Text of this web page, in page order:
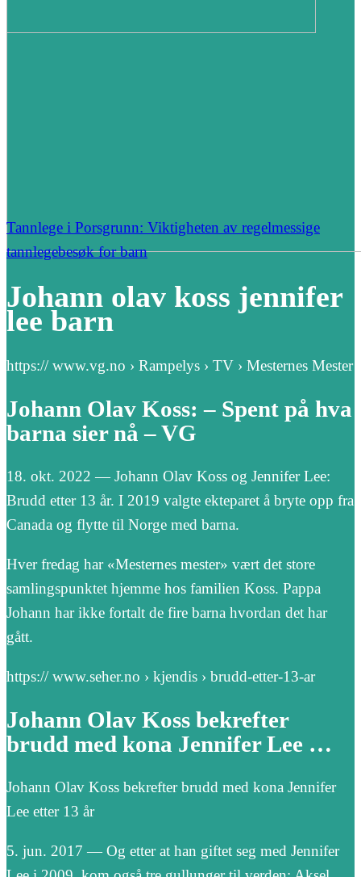
Tannlege i Porsgrunn: Viktigheten av regelmessige
tannlegebesøk for barn
Johann olav koss jennifer
lee barn
https:// www.vg.no › Rampelys › TV › Mesternes Mester
Johann Olav Koss: – Spent på hva
barna sier nå – VG
18. okt. 2022 — Johann Olav Koss og Jennifer Lee:
Brudd etter 13 år. I 2019 valgte ekteparet å bryte opp fra
Canada og flytte til Norge med barna.
Hver fredag har «Mesternes mester» vært det store
samlingspunktet hjemme hos familien Koss. Pappa
Johann har ikke fortalt de fire barna hvordan det har
gått.
https:// www.seher.no › kjendis › brudd-etter-13-ar
Johann Olav Koss bekrefter
brudd med kona Jennifer Lee …
Johann Olav Koss bekrefter brudd med kona Jennifer
Lee etter 13 år
5. jun. 2017 — Og etter at han giftet seg med Jennifer